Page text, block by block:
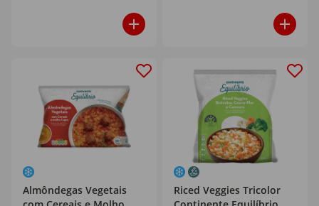
Almôndegas Vegetais
Riced Veggies Tricolor